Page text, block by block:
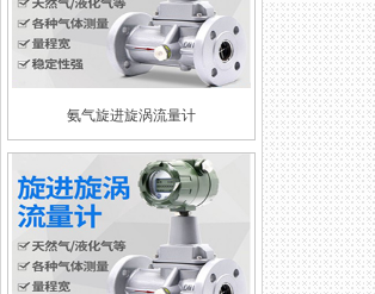
氨气旋进旋涡流量计